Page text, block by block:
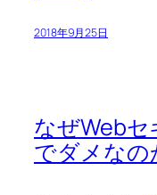
2018年9月25日
なぜWebセ
でダメなの